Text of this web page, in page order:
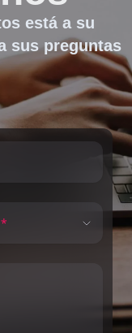
está a su
sus preguntas